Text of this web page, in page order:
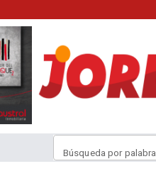
Búsqueda por palabra